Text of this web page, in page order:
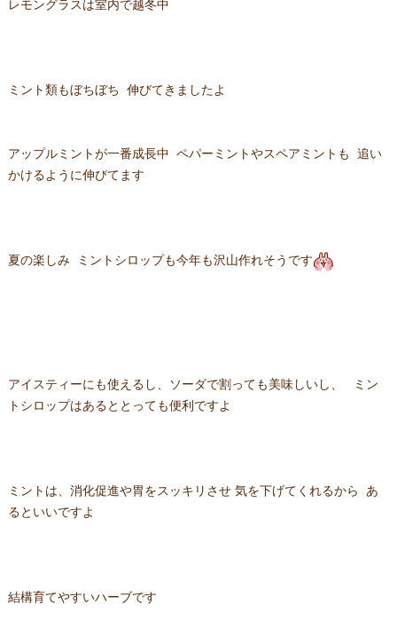
レモングラスは室内で越冬中
ミント類もぼちぼち 伸びてきましたよ
アップルミントが一番成長中 ペパーミントやスペアミントも 追い
かけるように伸びてます
夏の楽しみ ミントシロップも今年も沢山作れそうです
アイスティーにも使えるし、ソーダで割っても美味しいし、 ミン
トシロップはあるととっても便利ですよ
ミントは、消化促進や胃をスッキリさせ 気を下げてくれるから あ
るといいですよ
結構育てやすいハーブです